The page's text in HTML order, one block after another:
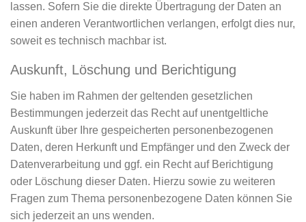
lassen. Sofern Sie die direkte Übertragung der Daten an
einen anderen Verantwortlichen verlangen, erfolgt dies nur,
soweit es technisch machbar ist.
Auskunft, Löschung und Berichtigung
Sie haben im Rahmen der geltenden gesetzlichen
Bestimmungen jederzeit das Recht auf unentgeltliche
Auskunft über Ihre gespeicherten personenbezogenen
Daten, deren Herkunft und Empfänger und den Zweck der
Datenverarbeitung und ggf. ein Recht auf Berichtigung
oder Löschung dieser Daten. Hierzu sowie zu weiteren
Fragen zum Thema personenbezogene Daten können Sie
sich jederzeit an uns wenden.